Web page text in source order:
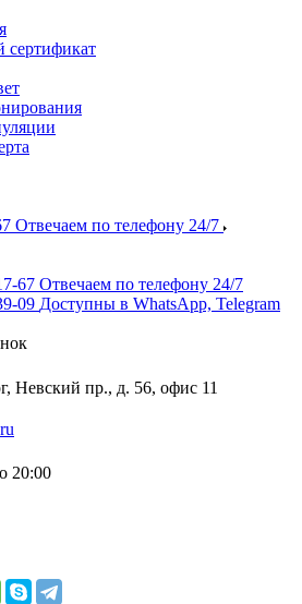
сертификат
Отвечаем по телефону 24/7
67 Отвечаем по телефону 24/7
09 Доступны в WhatsApp, Telegram
Невский пр., д. 56, офис 11
20:00